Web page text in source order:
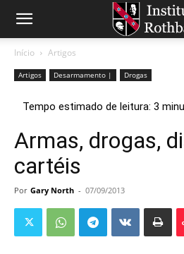
Início Artigos
Artigos Desarmamento | Drogas
Armas, drogas,
cartéis
Por Gary North - 07/09/2013